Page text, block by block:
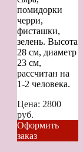
помидорки
черри,
фисташки,
зелень. Высота
28 см, диаметр
23 см,
рассчитан на
1-2 человека.
Цена: 2800
руб.
Оформить
заказ